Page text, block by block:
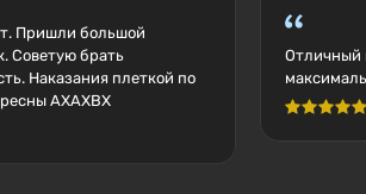
Пришли большой
Советую брать
по
АХАХВХ
Отличный